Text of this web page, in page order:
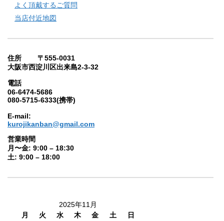
よく頂戴するご質問
当店付近地図
住所 〒555-0031
大阪市西淀川区出来島2-3-32
電話
06-6474-5686
080-5715-6333(携帯)
E-mail:
kurojikanban@gmail.com
営業時間
月〜金: 9:00 – 18:30
土: 9:00 – 18:00
2025年11月
月
火 水 木 金 土
日